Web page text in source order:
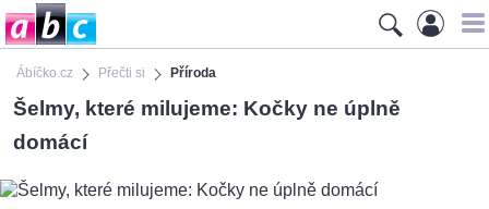
Ábíčko.cz Přečti si Příroda
Šelmy, které milujeme: Kočky ne úplně
domácí